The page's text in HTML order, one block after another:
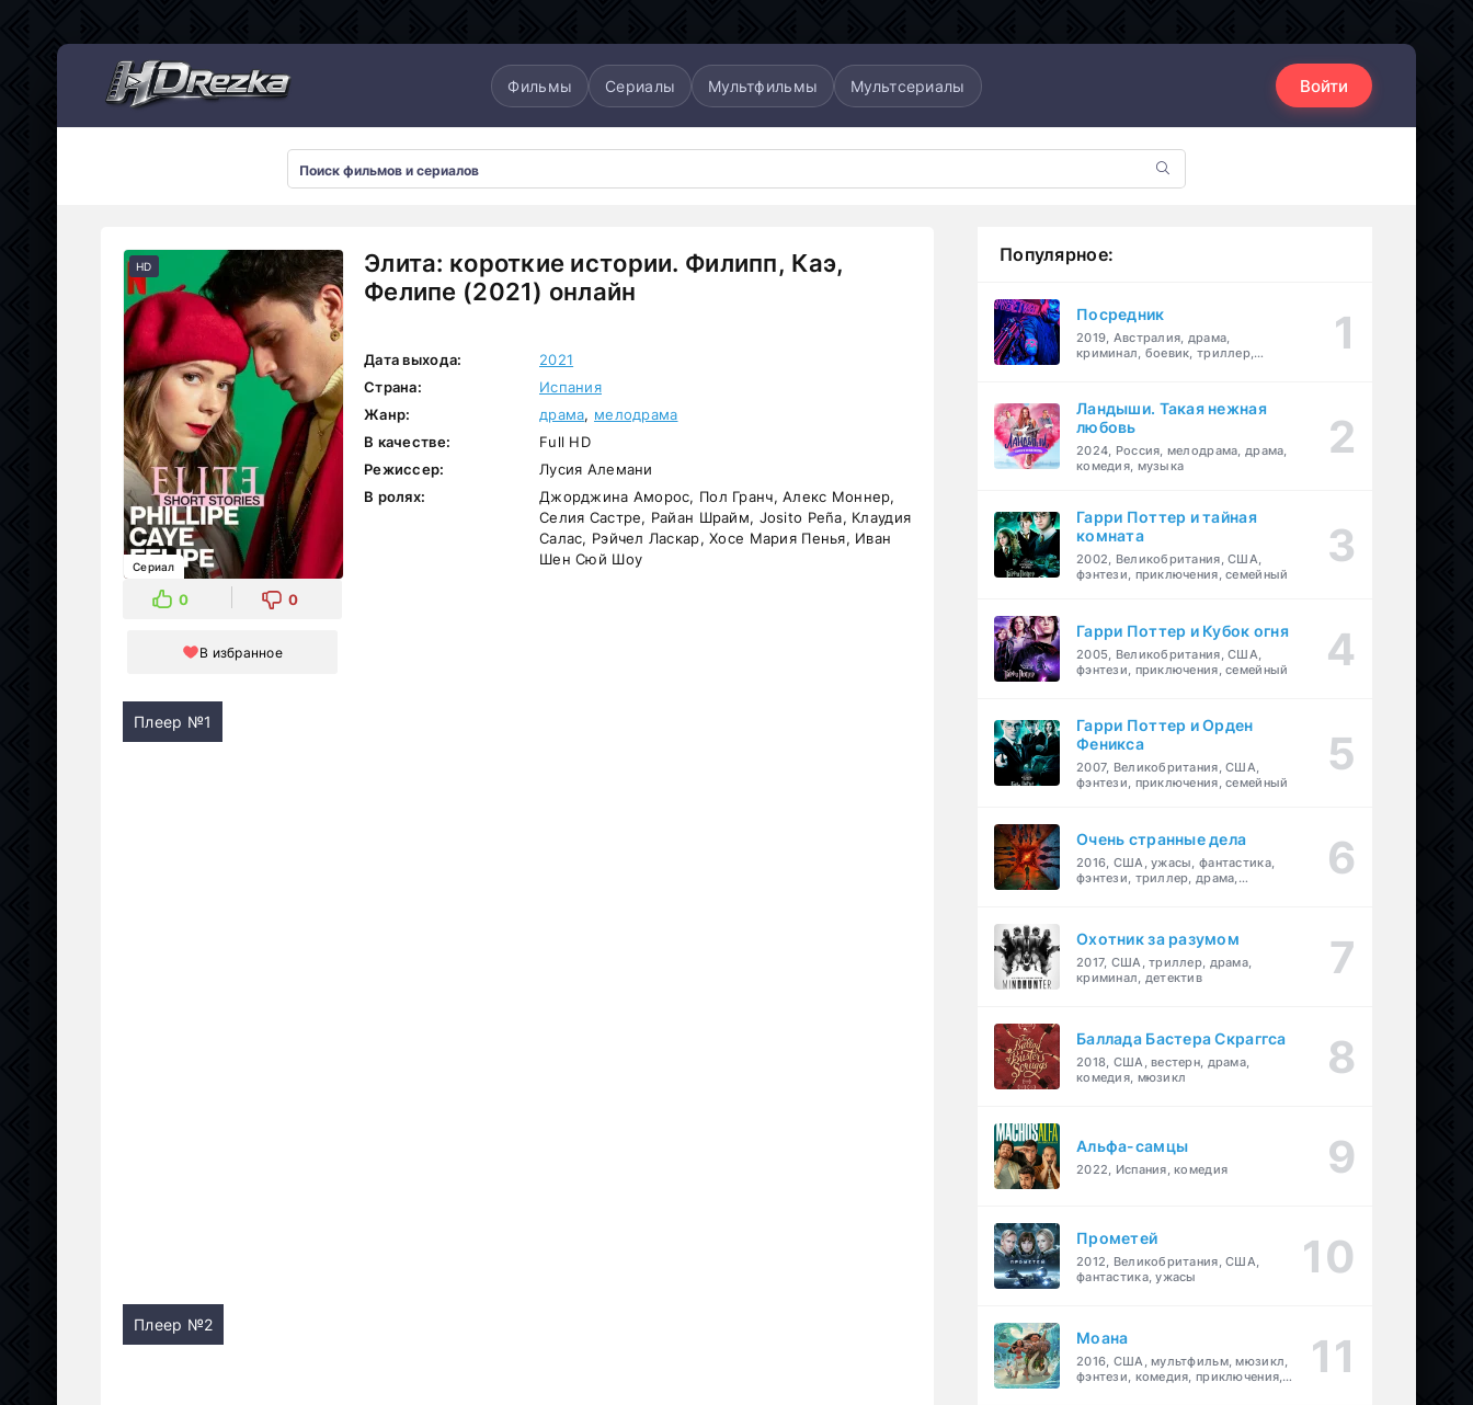
Фильмы Сериалы Мультфильмы Мультсериалы Войти
Элита: короткие истории. Филипп, Каэ,
Фелипе (2021) онлайн
HD
Сериал
0 0
В избранное
Дата выхода:
2021
Страна:
Испания
Жанр:
драма, мелодрама
В качестве:
Full HD
Режиссер:
Лусия Алемани
В ролях:
Джорджина Аморос, Пол Гранч, Алекс Моннер,
Селия Састре, Райан Шрайм, Josito Peña, Клаудия
Салас, Рэйчел Ласкар, Хосе Мария Пенья, Иван
Шен Сюй Шоу
Плеер №1
Плеер №2
Популярное:
Посредник
2019, Австралия, драма,
криминал, боевик, триллер,
Ландыши. Такая нежная
любовь
2024, Россия, мелодрама, драма,
комедия, музыка
Гарри Поттер и тайная
комната
2002, Великобритания, США,
фэнтези, приключения, семейный
Гарри Поттер и Кубок огня
2005, Великобритания, США,
фэнтези, приключения, семейный
Гарри Поттер и Орден
Феникса
2007, Великобритания, США,
фэнтези, приключения, семейный
Очень странные дела
2016, США, ужасы, фантастика,
фэнтези, триллер, драма,
Охотник за разумом
2017, США, триллер, драма,
криминал, детектив
Баллада Бастера Скраггса
2018, США, вестерн, драма,
комедия, мюзикл
Альфа-самцы
2022, Испания, комедия
Прометей
2012, Великобритания, США,
фантастика, ужасы
Моана
2016, США, мультфильм, мюзикл,
фэнтези, комедия, приключения,
Мультсериалы